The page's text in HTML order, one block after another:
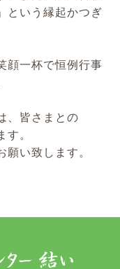
という縁起かつぎ
顔一杯で恒例行事
、皆さまとの
。
い致します。